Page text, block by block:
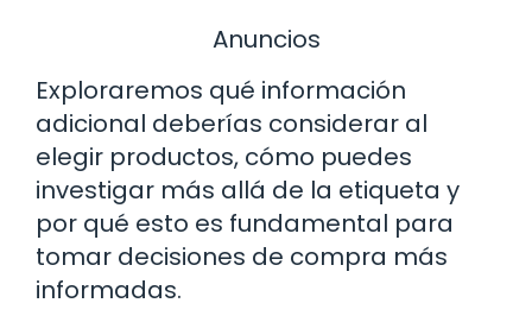
Anuncios
Exploraremos qué información
adicional deberías considerar al
elegir productos, cómo puedes
investigar más allá de la etiqueta y
por qué esto es fundamental para
tomar decisiones de compra más
informadas.